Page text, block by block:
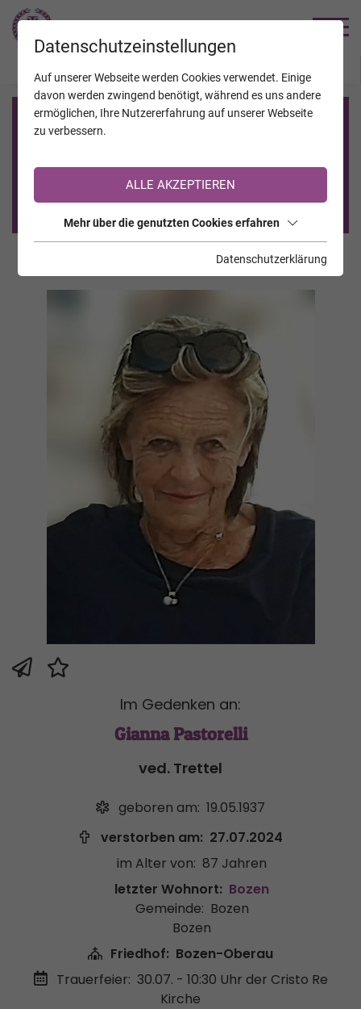
Registrierung auf TrauerHilfe.it
Sie sind noch nicht auf TrauerHilfe.it registriert?
>> zur kostenlosen Registrierung <<
Im Gedenken an:
Gianna Pastorelli
ved. Trettel
geboren am: 19.05.1937
verstorben am: 27.07.2024
im Alter von: 87 Jahren
letzter Wohnort: Bozen
Gemeinde: Bozen
Bozen
Friedhof: Bozen-Oberau
Trauerfeier: 30.07. - 10:30 Uhr der Cristo Re
Kirche
Datenschutzeinstellungen
Auf unserer Webseite werden Cookies verwendet. Einige
davon werden zwingend benötigt, während es uns andere
ermöglichen, Ihre Nutzererfahrung auf unserer Webseite
zu verbessern.
ALLE AKZEPTIEREN
Mehr über die genutzten Cookies erfahren
Datenschutzerklärung
JAHRESTAGE KALENDER VERSTORBENE